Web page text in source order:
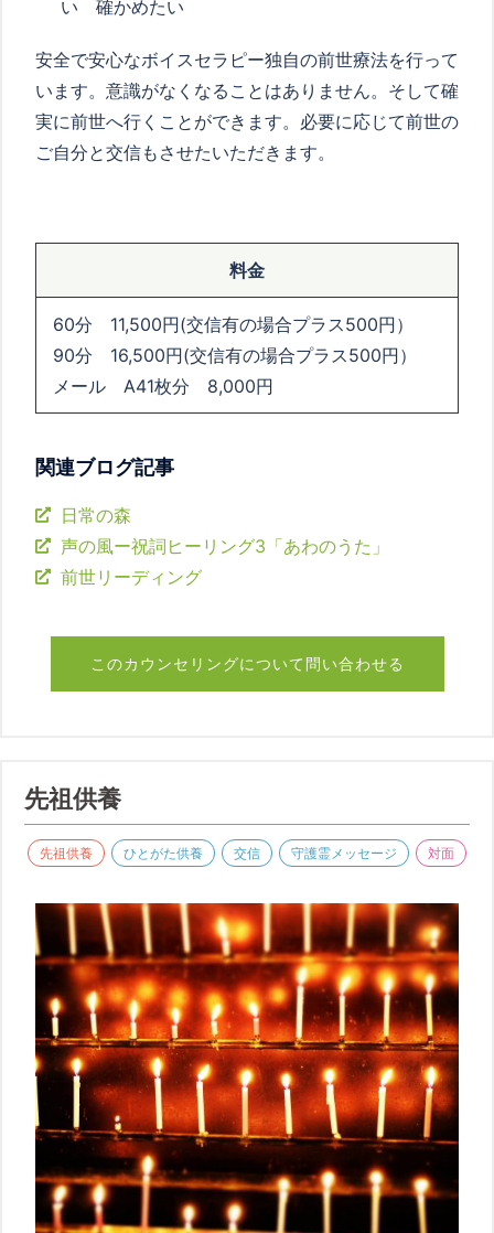
い 確かめたい
安全で安心なボイスセラピー独自の前世療法を行って
います。意識がなくなることはありません。そして確
実に前世へ行くことができます。必要に応じて前世の
ご自分と交信もさせたいただきます。
料金
60分 11,500円(交信有の場合プラス500円）
90分 16,500円(交信有の場合プラス500円）
メール A41枚分 8,000円
関連ブログ記事
日常の森
声の風ー祝詞ヒーリング3「あわのうた」
前世リーディング
このカウンセリングについて問い合わせる
先祖供養
先祖供養 ひとがた供養 交信 守護霊メッセージ 対面